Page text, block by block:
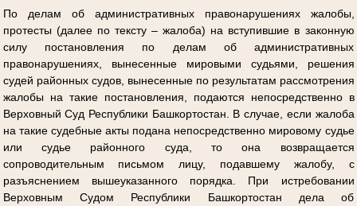
По делам об административных правонарушениях жалобы,
протесты (далее по тексту – жалоба) на вступившие в законную
силу постановления по делам об административных
правонарушениях, вынесенные мировыми судьями, решения
судей районных судов, вынесенные по результатам рассмотрения
жалобы на такие постановления, подаются непосредственно в
Верховный Суд Республики Башкортостан. В случае, если жалоба
на такие судебные акты подана непосредственно мировому судье
или судье районного суда, то она возвращается
сопроводительным письмом лицу, подавшему жалобу, с
разъяснением вышеуказанного порядка. При истребовании
Верховным Судом Республики Башкортостан дела об